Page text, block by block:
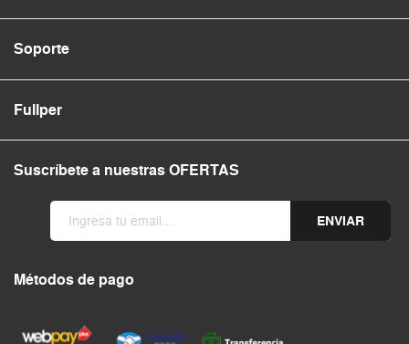
Soporte
Fullper
Suscríbete a nuestras OFERTAS
ENVIAR
Métodos de pago